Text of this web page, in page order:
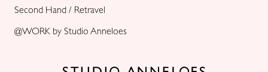
Second Hand / Retravel
@WORK by Studio Anneloes